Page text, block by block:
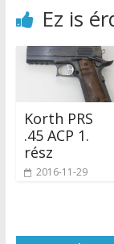
Ez is
Korth PRS
.45 ACP 1.
rész
2016-11-29